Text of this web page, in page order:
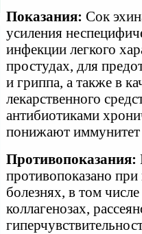
Показания: Сок
усиления
инфекции легкого
простудах, для
и гриппа, а также в
лекарственного
антибиотиками
понижают иммунитет
Противопоказания:
противопоказано
болезнях, в том
коллагенозах,